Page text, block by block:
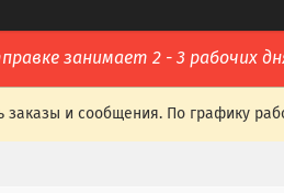
занимает 2 - 3 рабочих
заказы и сообщения. По графику